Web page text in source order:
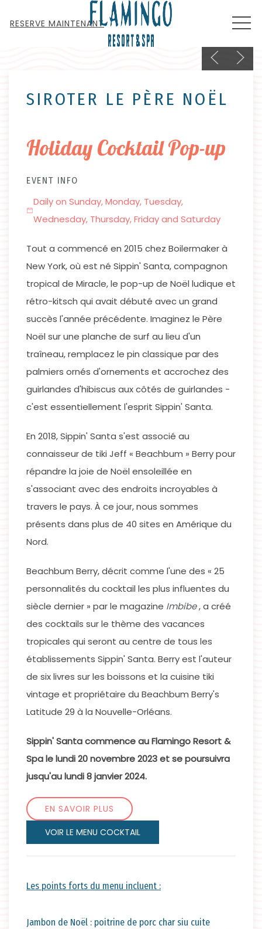
RESERVE MAINTENANT
PreviousNext
SIROTER LE PÈRE NOËL
Holiday Cocktail Pop-up
EVENT INFO
Daily on Sunday, Monday, Tuesday,
Wednesday, Thursday, Friday and Saturday
Tout a commencé en 2015 chez Boilermaker à
New York, où est né Sippin' Santa, compagnon
tropical de Miracle, le pop-up de Noël ludique et
rétro-kitsch qui avait débuté avec un grand
succès l'année précédente. Imaginez le Père
Noël sur une planche de surf au lieu d'un
traîneau, remplacez le pin classique par des
palmiers ornés d'ornements et accrochez des
guirlandes d'hibiscus aux côtés de guirlandes -
c'est essentiellement l'esprit Sippin' Santa.
En 2018, Sippin' Santa s'est associé au
connaisseur de tiki Jeff « Beachbum » Berry pour
répandre la joie de Noël ensoleillée en
s'associant avec des endroits incroyables à
travers le pays. À ce jour, nous sommes
présents dans plus de 40 sites en Amérique du
Nord.
Beachbum Berry, décrit comme l'une des « 25
personnalités du cocktail les plus influentes du
siècle dernier » par le magazine Imbibe, a créé
des cocktails sur le thème des vacances
tropicales qui seront au centre de tous les
établissements Sippin' Santa. Berry est l'auteur
de six livres sur les boissons et la cuisine tiki
vintage et propriétaire du Beachbum Berry's
Latitude 29 à la Nouvelle-Orléans.
Sippin' Santa commence au Flamingo Resort &
Spa le lundi 20 novembre 2023 et se poursuivra
jusqu'au lundi 8 janvier 2024.
EN SAVOIR PLUS
VOIR LE MENU COCKTAIL
Les points forts du menu incluent :
Jambon de Noël : poitrine de porc char siu cuite